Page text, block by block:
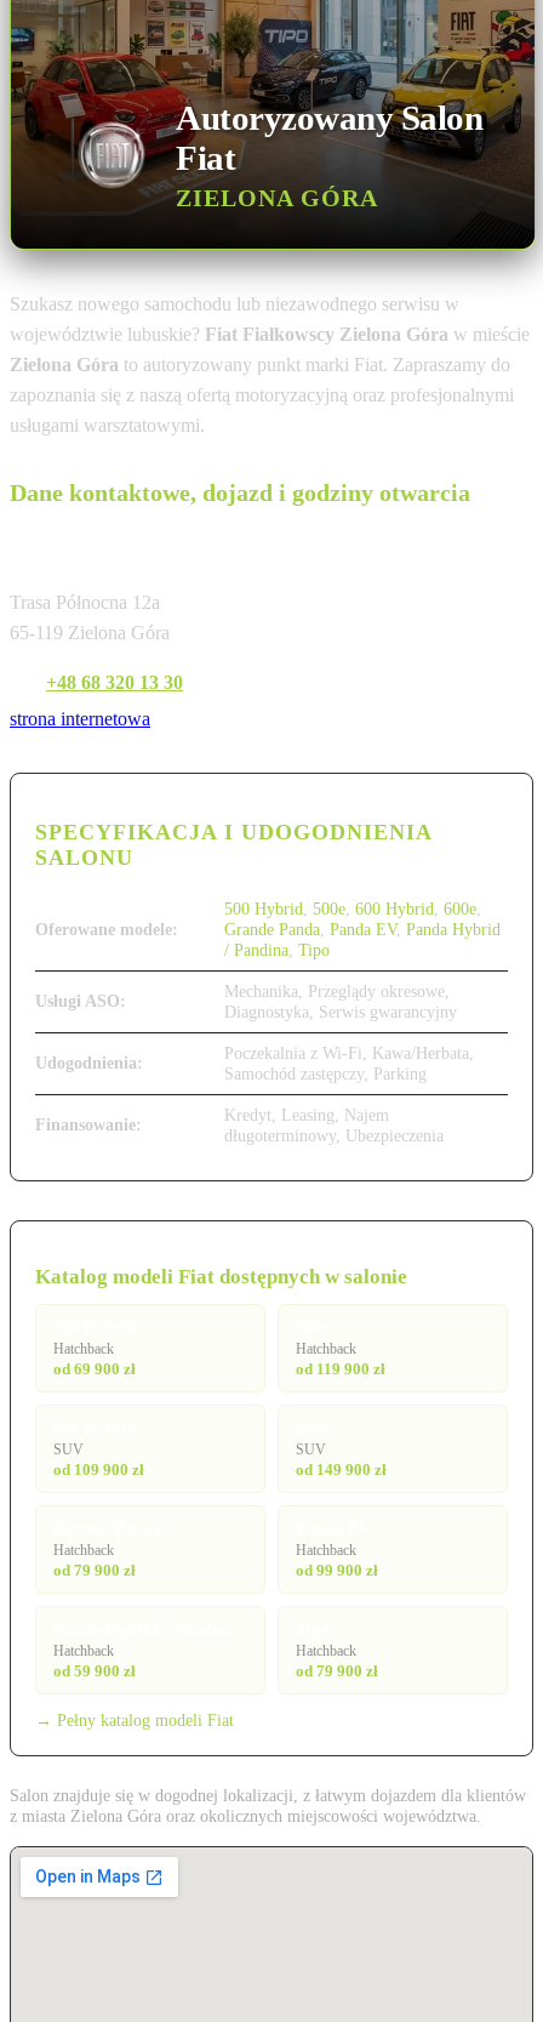
Autoryzowany Salon
Fiat
ZIELONA GÓRA
Szukasz nowego samochodu lub niezawodnego serwisu w
województwie lubuskie? Fiat Fiałkowscy Zielona Góra w mieście
Zielona Góra to autoryzowany punkt marki Fiat. Zapraszamy do
zapoznania się z naszą ofertą motoryzacyjną oraz profesjonalnymi
usługami warsztatowymi.
Dane kontaktowe, dojazd i godziny otwarcia
Trasa Północna 12a
65-119 Zielona Góra
+48 68 320 13 30
strona internetowa
SPECYFIKACJA I UDOGODNIENIA
SALONU
Oferowane modele:
500 Hybrid 500e 600 Hybrid 600e
Grande Panda Panda EV, Panda Hybrid
/ Pandina Tipo
Usługi ASO:
Mechanika, Przeglądy okresowe,
Diagnostyka, Serwis gwarancyjny
Udogodnienia:
Poczekalnia z Wi-Fi, Kawa/Herbata,
Samochód zastępczy, Parking
Finansowanie:
Kredyt, Leasing, Najem
długoterminowy, Ubezpieczenia
Katalog modeli Fiat dostępnych w salonie
Hatchback
od 69 900 zł
Hatchback
od 119 900 zł
SUV
od 109 900 zł
SUV
od 149 900 zł
Hatchback
od 79 900 zł
Hatchback
od 99 900 zł
Hatchback
od 59 900 zł
Hatchback
od 79 900 zł
→ Pełny katalog modeli Fiat
Salon znajduje się w dogodnej lokalizacji, z łatwym dojazdem dla klientów
z miasta Zielona Góra oraz okolicznych miejscowości województwa.